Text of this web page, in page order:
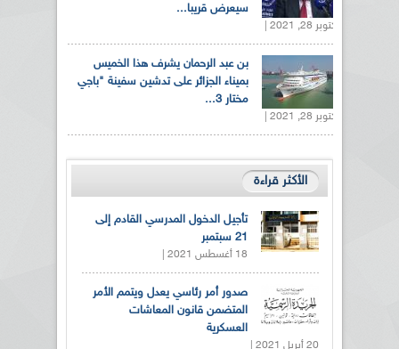
سيعرض قريبا...
أكتوبر 28, 2021 |
بن عبد الرحمان يشرف هذا الخميس
بميناء الجزائر على تدشين سفينة "باجي
مختار 3...
أكتوبر 28, 2021 |
الأكثر قراءة
تأجيل الدخول المدرسي القادم إلى
21 سبتمبر
18 أغسطس 2021 |
صدور أمر رئاسي يعدل ويتمم الأمر
المتضمن قانون المعاشات
العسكرية
20 أبريل 2021 |